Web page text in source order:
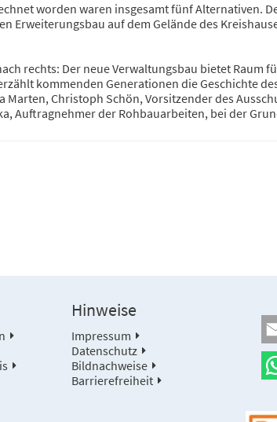
worden waren insgesamt fünf Alternativen.
Erweiterungsbau auf dem Gelände des
rechts: Der neue Verwaltungsbau bietet Raum
kommenden Generationen die Geschichte
Marten, Christoph Schön, Vorsitzender des
Auftragnehmer der Rohbauarbeiten, bei der
Hinweise
Impressum
Datenschutz
Bildnachweise
Barrierefreiheit